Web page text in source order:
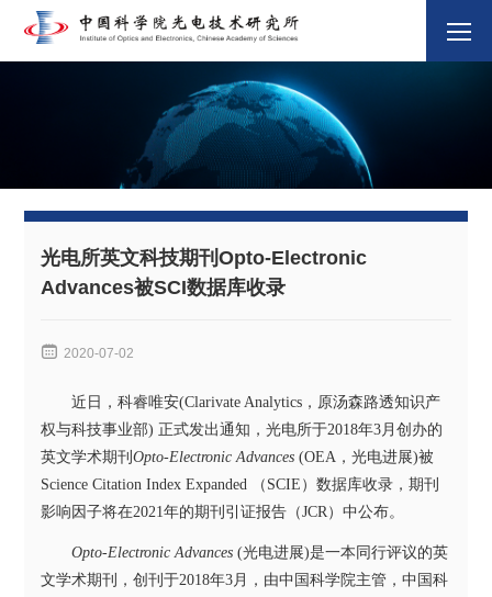
光电所英文科技期刊Opto-Electronic
Advances被SCI数据库收录
 2020-07-02
近日，科睿唯安(Clarivate Analytics ，原汤森路透知识产
权与科技事业部)正式发出通知，光电所于2018年3 月创办的
英文学术期刊Opto-Electronic Advances(OEA ，光电进展)被
Science Citation Index Expanded
（ SCIE ）数据库收录，期刊
影响因子将在2021年的期刊引证报告（JCR ）中公布。
Opto-Electronic Advances (光电进展)是一本同行评议的英
文学术期刊，创刊于2018年3 月，由中国科学院主管，中国科